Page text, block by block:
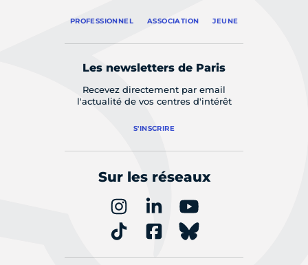
PROFESSIONNEL ASSOCIATION JEUNE
Les newsletters de Paris
Recevez directement par email
l'actualité de vos centres d'intérêt
S'INSCRIRE
Sur les réseaux